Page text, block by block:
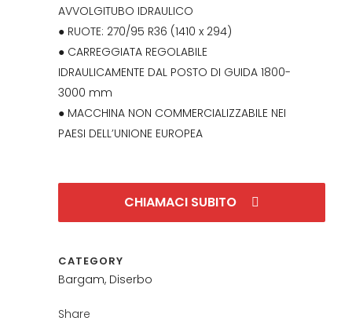
AVVOLGITUBO IDRAULICO
● RUOTE: 270/95 R36 (1410 x 294)
● CARREGGIATA REGOLABILE
IDRAULICAMENTE DAL POSTO DI GUIDA 1800-
3000 mm
● MACCHINA NON COMMERCIALIZZABILE NEI
PAESI DELL’UNIONE EUROPEA
CHIAMACI SUBITO
CATEGORY
Bargam, Diserbo
Share